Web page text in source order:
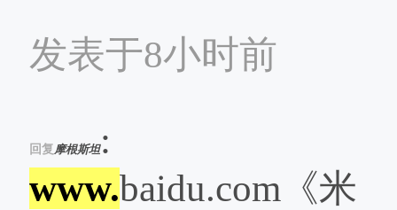
发表于8小时前
回复摩根斯坦:
www.baidu.com《米